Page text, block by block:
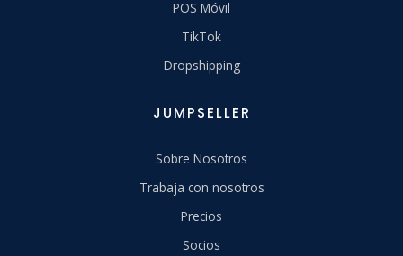
POS Móvil
TikTok
Dropshipping
JUMPSELLER
Sobre Nosotros
Trabaja con nosotros
Precios
Socios